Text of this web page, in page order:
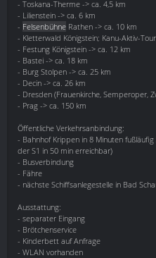
- Toskana-Therme -> ca. 4,5 km
- Lilienstein -> ca. 6 km
- Felsenbühne Rathen -> ca. 10 km
- Kletterwald Königstein; Kanu-Aktiv-
- Festung Königstein -> ca. 12 km
- Bastei -> ca. 18 km
- Burg Stolpen -> ca. 25 km
- Decin -> ca. 26 km
- Dresden (Frauenkirche, Semperoper,
- Prag -> ca. 150 km
Öffentliche Verkehrsanbindung:
- Bahnhof Krippen in 8 Minuten
der S1 in 50 min erreichbar)
- Busverbindung
- Fähre
- nächste Schiffsanlegestelle in Bad
Ausstattung:
- separater Eingang
- Brötchenservice
- Kinderbett auf Anfrage
- WLAN vorhanden